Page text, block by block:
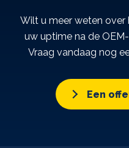
Wilt u meer weten over
uw uptime na de
Vraag vandaag nog
Een